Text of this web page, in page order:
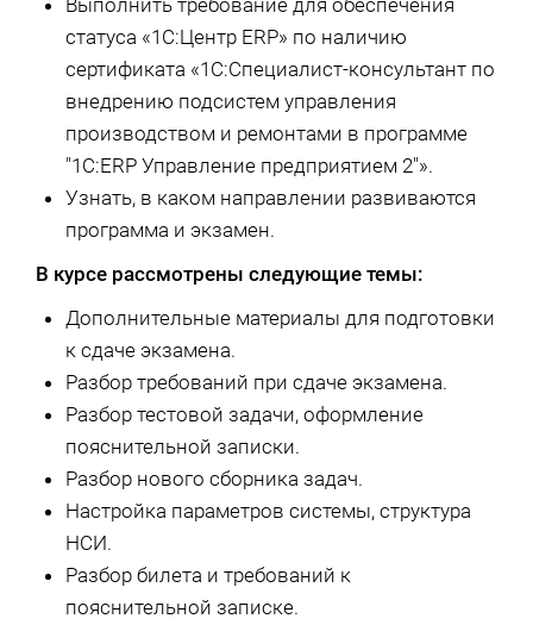
статуса «1С:Центр ERP» по наличию
сертификата «1С:Специалист-консультант по
внедрению подсистем управления
производством и ремонтами в программе
"1С:ERP Управление предприятием 2"».
Узнать, в каком направлении развиваются
программа и экзамен.
В курсе рассмотрены следующие темы:
Дополнительные материалы для подготовки
к сдаче экзамена.
Разбор требований при сдаче экзамена.
Разбор тестовой задачи, оформление
пояснительной записки.
Разбор нового сборника задач.
Настройка параметров системы, структура
НСИ.
Разбор билета и требований к
пояснительной записке.